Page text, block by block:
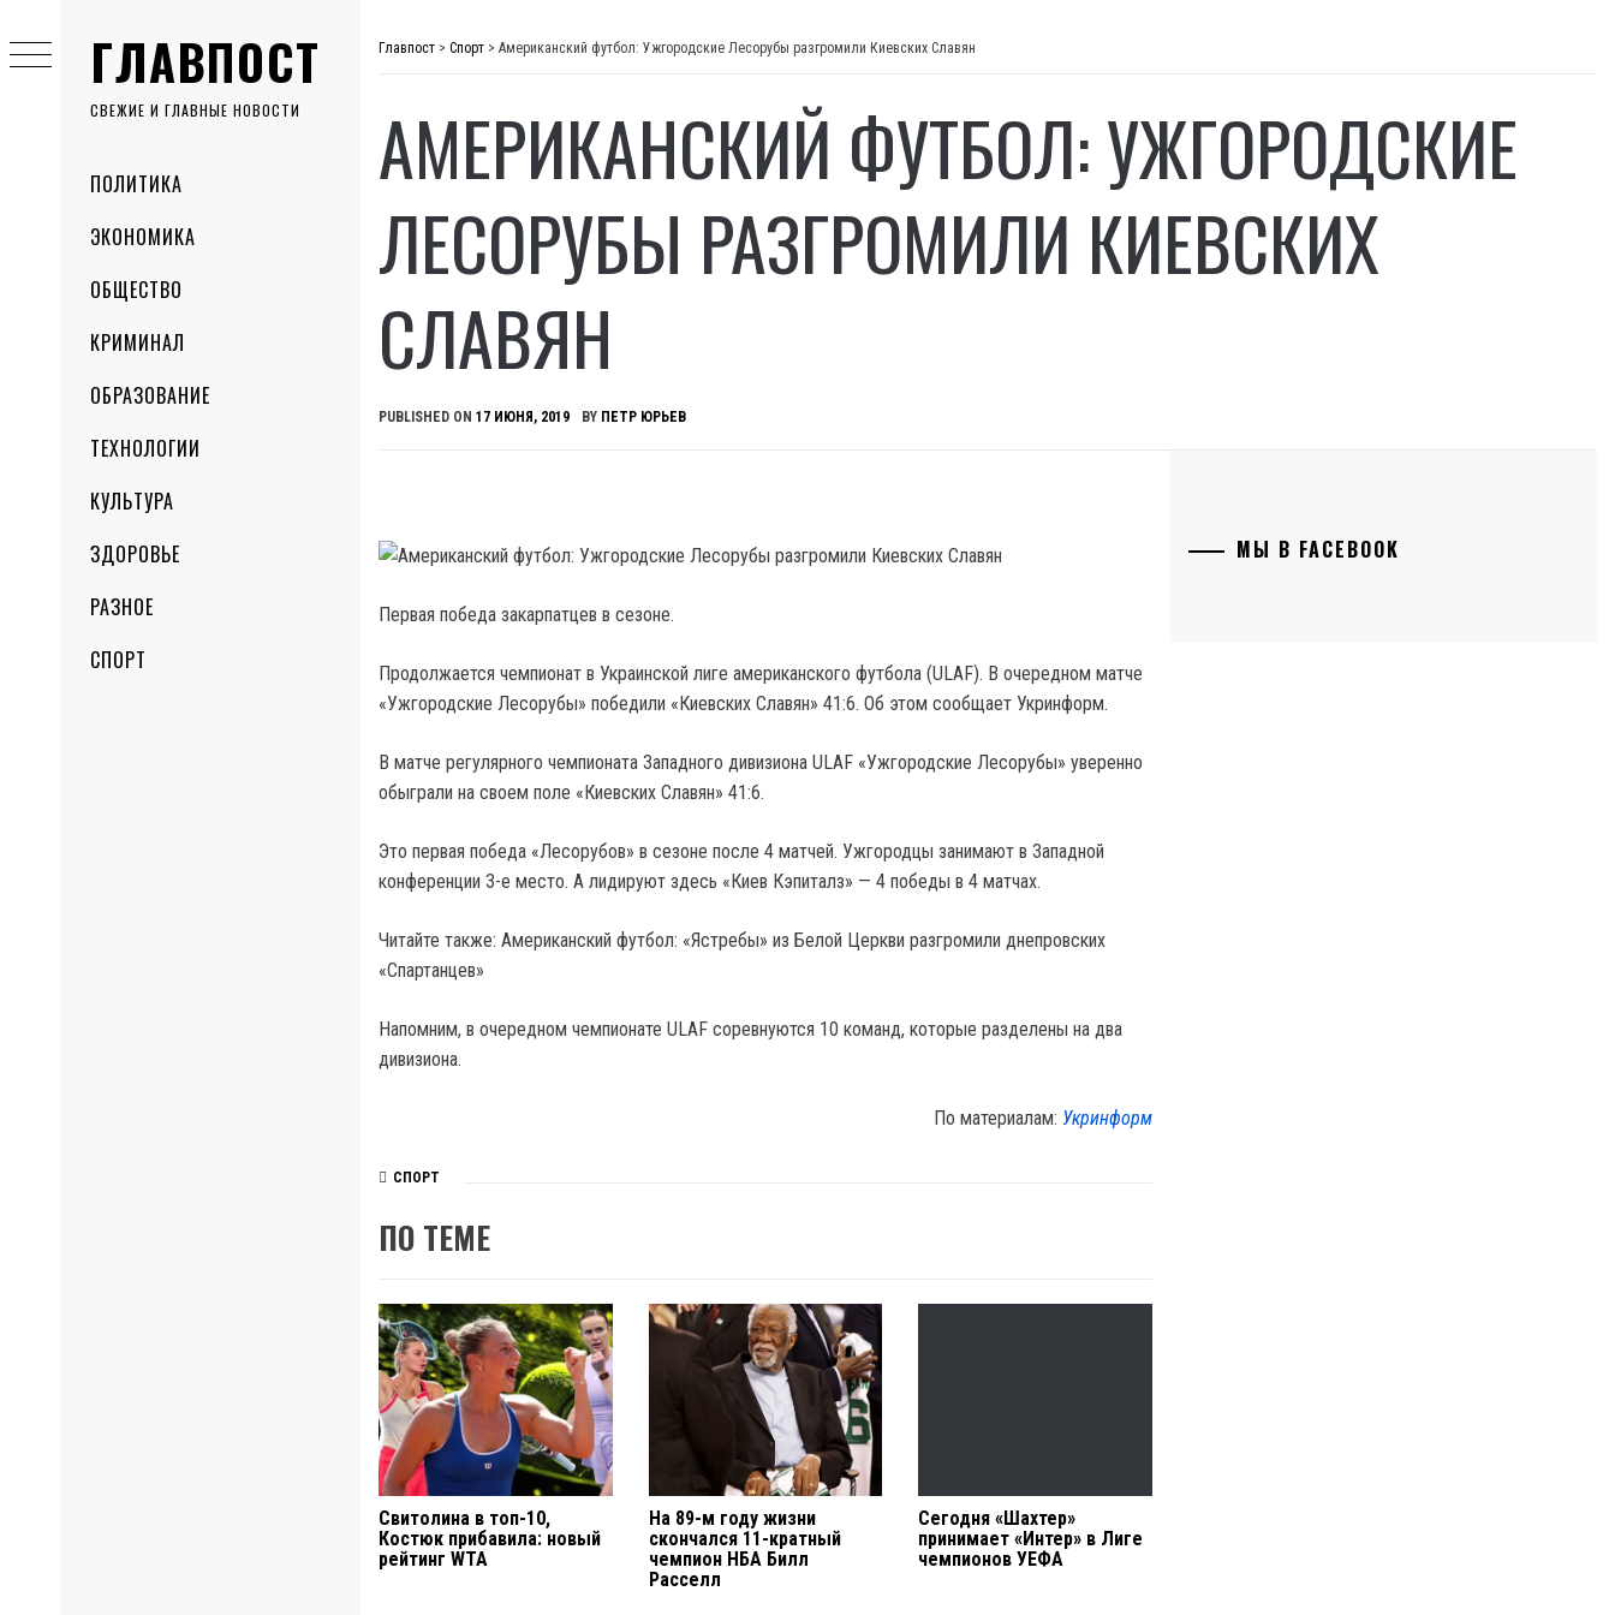
ГЛАВПОСТ
СВЕЖИЕ И ГЛАВНЫЕ НОВОСТИ
MenuПОЛИТИКА
ЭКОНОМИКА
ОБЩЕСТВО
КРИМИНАЛ
ОБРАЗОВАНИЕ
ТЕХНОЛОГИИ
КУЛЬТУРА
ЗДОРОВЬЕ
РАЗНОЕ
СПОРТ
to
content
Главпост > Спорт > Американский футбол: Ужгородские Лесорубы разгромили Киевских Славян
АМЕРИКАНСКИЙ ФУТБОЛ: УЖГОРОДСКИЕ
ЛЕСОРУБЫ РАЗГРОМИЛИ КИЕВСКИХ
СЛАВЯН
PUBLISHED ON 17 ИЮНЯ, 2019 BY ПЕТР ЮРЬЕВ
Первая победа закарпатцев в сезоне.
Продолжается чемпионат в Украинской лиге американского футбола (ULAF). В очередном матче
«Ужгородские Лесорубы» победили «Киевских Славян» 41:6. Об этом сообщает Укринформ.
В матче регулярного чемпионата Западного дивизиона ULAF «Ужгородские Лесорубы» уверенно
обыграли на своем поле «Киевских Славян» 41:6.
Это первая победа «Лесорубов» в сезоне после 4 матчей. Ужгородцы занимают в Западной
конференции 3-е место. А лидируют здесь «Киев Кэпиталз» — 4 победы в 4 матчах.
Читайте также: Американский футбол: «Ястребы» из Белой Церкви разгромили днепровских
«Спартанцев»
Напомним, в очередном чемпионате ULAF соревнуются 10 команд, которые разделены на два
дивизиона.
По материалам: Укринформ
СПОРТ
ПО ТЕМЕ
Свитолина в топ-10,
Костюк прибавила: новый
рейтинг WTA
На 89-м году жизни
скончался 11-кратный
чемпион НБА Билл
Расселл
Сегодня «Шахтер»
принимает «Интер» в Лиге
чемпионов УЕФА
МЫ В FACEBOOK